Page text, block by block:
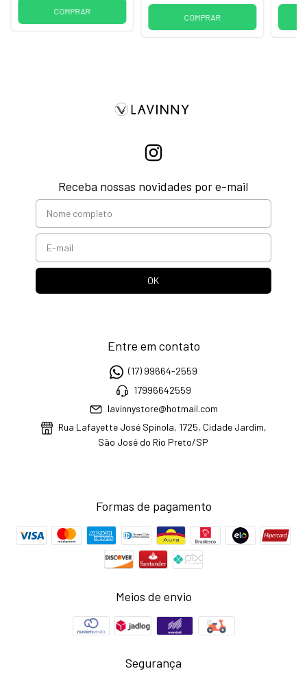
COMPRAR
COMPRAR
Receba nossas novidades por e-mail
Entre em contato
(17) 99664-2559
17996642559
lavinnystore@hotmail.com
Rua Lafayette José Spinola, 1725, Cidade Jardim,
São José do Rio Preto/SP
Formas de pagamento
Meios de envio
Segurança